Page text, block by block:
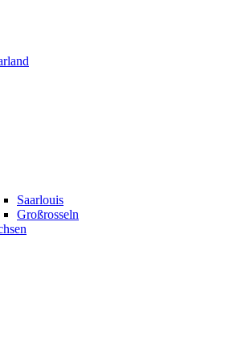
Saarlouis
Großrosseln